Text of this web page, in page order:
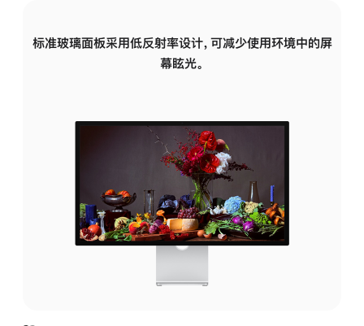
标准玻璃面板采用低反射率设计，可减少使用环境中的屏
幕眩光。